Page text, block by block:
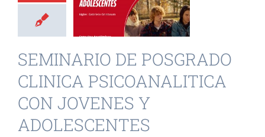
Y
de Posgrado
SEMINARIO DE POSGRADO
CLINICA PSICOANALITICA
CON JOVENES Y
ADOLESCENTES